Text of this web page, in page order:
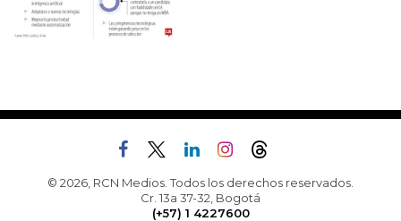
© 2026, RCN Medios. Todos los derechos reservados.
Cr. 13a 37-32, Bogotá
(+57) 1 4227600